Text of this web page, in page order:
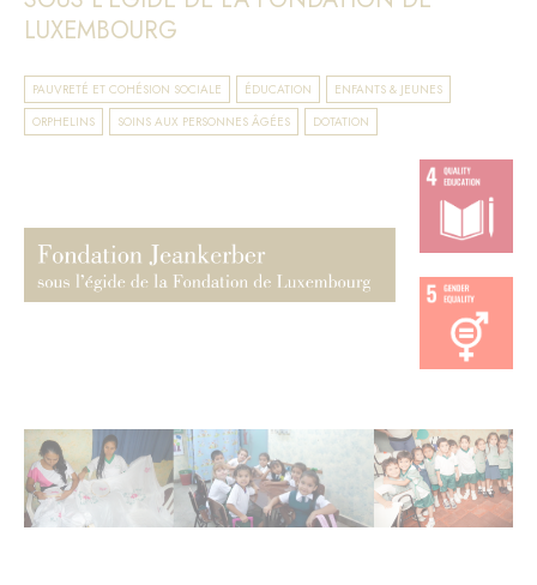
LUXEMBOURG
PAUVRETÉ ET COHÉSION SOCIALE ÉDUCATION
ENFANTS & JEUNES
ORPHELINS
SOINS AUX PERSONNES ÂGÉES DOTATION